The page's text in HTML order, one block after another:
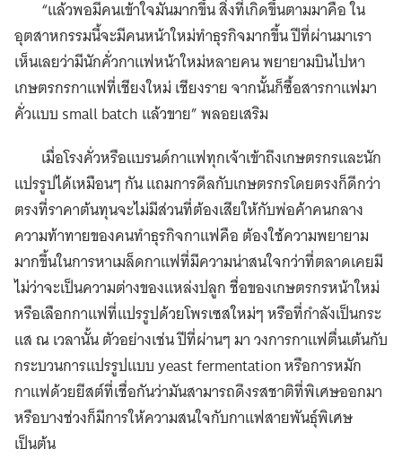
“แล้วพอมีคนเข้าใจมันมากขึ้น สิ่งที่เกิดขึ้นตามมาคือ ใน
อุตสาหกรรมนี้จะมีคนหน้าใหม่ทำธุรกิจมากขึ้น ปีที่ผ่านมาเรา
เห็นเลยว่ามีนักคั่วกาแฟหน้าใหม่หลายคน พยายามบินไปหา
เกษตรกรกาแฟที่เชียงใหม่ เชียงราย จากนั้นก็ซื้อสารกาแฟมา
คั่วแบบ small batch แล้วขาย” พลอยเสริม
เมื่อโรงคั่วหรือแบรนด์กาแฟทุกเจ้าเข้าถึงเกษตรกรและนัก
แปรรูปได้เหมือนๆ กัน แถมการดีลกับเกษตรกรโดยตรงก็ดีกว่า
ตรงที่ราคาต้นทุนจะไม่มีส่วนที่ต้องเสียให้กับพ่อค้าคนกลาง
ความท้าทายของคนทำธุรกิจกาแฟคือ ต้องใช้ความพยายาม
มากขึ้นในการหาเมล็ดกาแฟที่มีความน่าสนใจกว่าที่ตลาดเคยมี
ไม่ว่าจะเป็นความต่างของแหล่งปลูก ชื่อของเกษตรกรหน้าใหม่
หรือเลือกกาแฟที่แปรรูปด้วยโพรเซสใหม่ๆ หรือที่กำลังเป็นกระ
แส ณ เวลานั้น ตัวอย่างเช่น ปีที่ผ่านๆ มา วงการกาแฟตื่นเต้นกับ
กระบวนการแปรรูปแบบ yeast fermentation หรือการหมัก
กาแฟด้วยยีสต์ที่เชื่อกันว่ามันสามารถดึงรสชาติที่พิเศษออกมา
หรือบางช่วงก็มีการให้ความสนใจกับกาแฟสายพันธุ์พิเศษ
เป็นต้น